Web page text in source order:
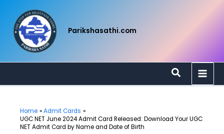
content
Parikshasathi.com
Search
Home
Admit Cards
UGC NET June 2024 Admit Card Released: Download Your UGC
NET Admit Card by Name and Date of Birth